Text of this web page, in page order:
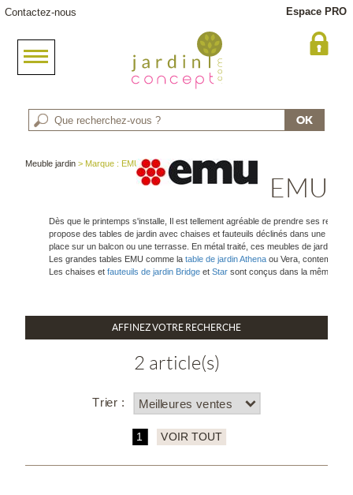
Contactez-nous Espace PRO
Meuble jardin > Marque : EMU
EMU
Dès que le printemps s'installe, Il est tellement agréable de prendre ses repas
propose des tables de jardin avec chaises et fauteuils déclinés dans une
place sur un balcon ou une terrasse. En métal traité, ces meubles de jardin
Les grandes tables EMU comme latable de jardin Athena ou Vera,
Les chaises et fauteuils de jardin Bridge etStar sont conçus dans la même
AFFINEZ VOTRE RECHERCHE
2 article(s)
Trier :
1 VOIR TOUT